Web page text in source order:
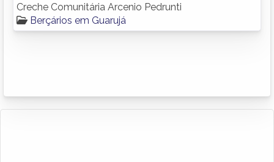
Creche Comunitária Arcenio Pedrunti
Berçários em Guarujá